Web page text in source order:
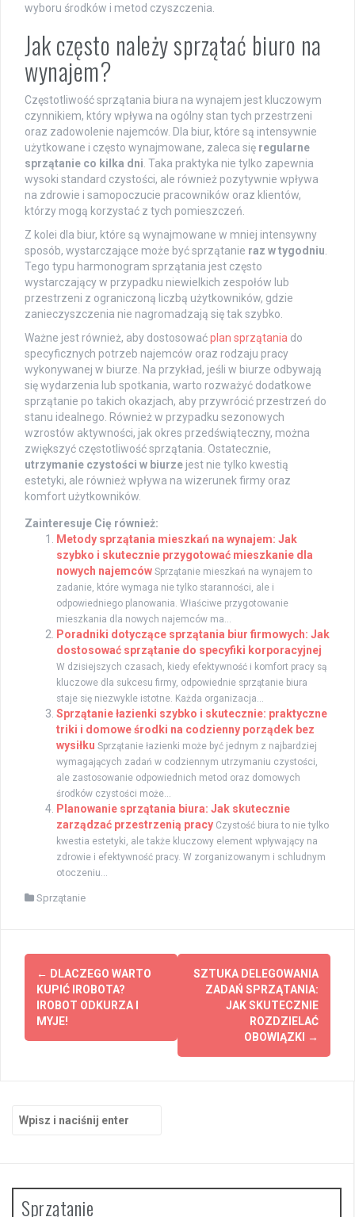
wyboru środków i metod czyszczenia.
Jak często należy sprzątać biuro na
wynajem?
Częstotliwość sprzątania biura na wynajem jest kluczowym
czynnikiem, który wpływa na ogólny stan tych przestrzeni
oraz zadowolenie najemców. Dla biur, które są intensywnie
użytkowane i często wynajmowane, zaleca się regularne
sprzątanie co kilka dni . Taka praktyka nie tylko zapewnia
wysoki standard czystości, ale również pozytywnie wpływa
na zdrowie i samopoczucie pracowników oraz klientów,
którzy mogą korzystać z tych pomieszczeń.
Z kolei dla biur, które są wynajmowane w mniej intensywny
sposób, wystarczające może być sprzątanie raz w tygodniu
Tego typu harmonogram sprzątania jest często
wystarczający w przypadku niewielkich zespołów lub
przestrzeni z ograniczoną liczbą użytkowników, gdzie
zanieczyszczenia nie nagromadzają się tak szybko.
Ważne jest również, aby dostosowaćplan sprzątania do
specyficznych potrzeb najemców oraz rodzaju pracy
wykonywanej w biurze. Na przykład, jeśli w biurze odbywają
się wydarzenia lub spotkania, warto rozważyć dodatkowe
sprzątanie po takich okazjach, aby przywrócić przestrzeń do
stanu idealnego. Również w przypadku sezonowych
wzrostów aktywności, jak okres przedświąteczny, można
zwiększyć częstotliwość sprzątania. Ostatecznie,
utrzymanie czystości w biurze jest nie tylko kwestią
estetyki, ale również wpływa na wizerunek firmy oraz
komfort użytkowników.
Zainteresuje Cię również:
Metody sprzątania mieszkań na wynajem: Jak
szybko i skutecznie przygotować mieszkanie dla
nowych najemców Sprzątanie mieszkań na wynajem to
zadanie, które wymaga nie tylko staranności, ale i
odpowiedniego planowania. Właściwe przygotowanie
mieszkania dla nowych najemców ma...
Poradniki dotyczące sprzątania biur firmowych: Jak
dostosować sprzątanie do specyfiki korporacyjnej
W dzisiejszych czasach, kiedy efektywność i komfort pracy są
kluczowe dla sukcesu firmy, odpowiednie sprzątanie biura
staje się niezwykle istotne. Każda organizacja...
Sprzątanie łazienki szybko i skutecznie: praktyczne
triki i domowe środki na codzienny porządek bez
wysiłku Sprzątanie łazienki może być jednym z najbardziej
wymagających zadań w codziennym utrzymaniu czystości,
ale zastosowanie odpowiednich metod oraz domowych
środków czystości może...
Planowanie sprzątania biura: Jak skutecznie
zarządzać przestrzenią pracy Czystość biura to nie tylko
kwestia estetyki, ale także kluczowy element wpływający na
zdrowie i efektywność pracy. W zorganizowanym i schludnym
otoczeniu...
Sprzątanie
Zobacz
wpisy
← DLACZEGO WARTO
KUPIĆ IROBOTA?
IROBOT ODKURZA I
MYJE!
SZTUKA DELEGOWANIA
ZADAŃ SPRZĄTANIA:
JAK SKUTECZNIE
ROZDZIELAĆ
OBOWIĄZKI
→
Sprzątanie